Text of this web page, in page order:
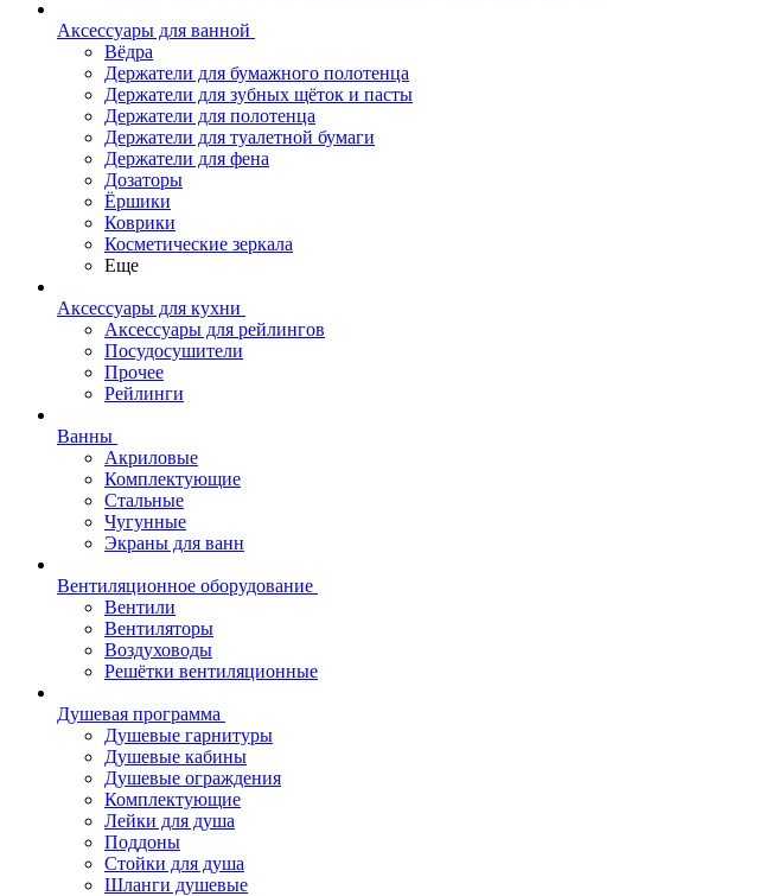
Аксессуары для ванной
Вёдра
Держатели для бумажного полотенца
Держатели для зубных щёток и пасты
Держатели для полотенца
Держатели для туалетной бумаги
Держатели для фена
Дозаторы
Ёршики
Коврики
Косметические зеркала
Еще
Аксессуары для кухни
Аксессуары для рейлингов
Посудосушители
Прочее
Рейлинги
Ванны
Акриловые
Комплектующие
Стальные
Чугунные
Экраны для ванн
Вентиляционное оборудование
Вентили
Вентиляторы
Воздуховоды
Решётки вентиляционные
Душевая программа
Душевые гарнитуры
Душевые кабины
Душевые ограждения
Комплектующие
Лейки для душа
Поддоны
Стойки для душа
Шланги душевые